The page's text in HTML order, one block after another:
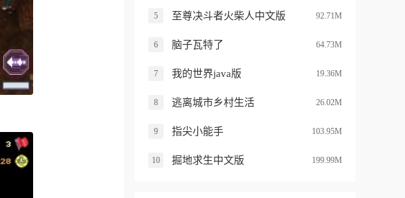
5 至尊决斗者火柴人中文版 92.71M
6 脑子瓦特了 64.73M
7 我的世界java版 19.36M
8 逃离城市乡村生活 26.02M
9 指尖小能手 103.95M
10 掘地求生中文版 199.99M